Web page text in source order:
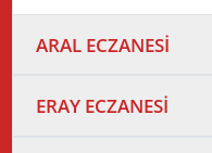
ARAL ECZANESİ
ERAY ECZANESİ